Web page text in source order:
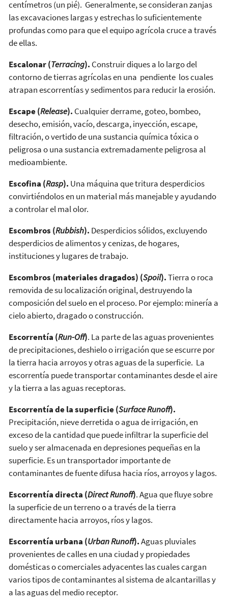
centímetros (un pié). Generalmente, se consideran zanjas
las excavaciones largas y estrechas lo suficientemente
profundas como para que el equipo agrícola cruce a través
de ellas.
Escalonar (Terracing). Construir diques a lo largo del
contorno de tierras agrícolas en una pendiente los cuales
atrapan escorrentías y sedimentos para reducir la erosión.
Escape (Release). Cualquier derrame, goteo, bombeo,
desecho, emisión, vacío, descarga, inyección, escape,
filtración, o vertido de una sustancia química tóxica o
peligrosa o una sustancia extremadamente peligrosa al
medioambiente.
Escofina (Rasp). Una máquina que tritura desperdicios
convirtiéndolos en un material más manejable y ayudando
a controlar el mal olor.
Escombros (Rubbish). Desperdicios sólidos, excluyendo
desperdicios de alimentos y cenizas, de hogares,
instituciones y lugares de trabajo.
Escombros (materiales dragados) (Spoil).Tierra o roca
removida de su localización original, destruyendo la
composición del suelo en el proceso. Por ejemplo: minería a
cielo abierto, dragado o construcción.
Escorrentía (Run-Off). La parte de las aguas provenientes
de precipitaciones, deshielo o irrigación que se escurre por
la tierra hacia arroyos y otras aguas de la superficie. La
escorrentía puede transportar contaminantes desde el aire
y la tierra a las aguas receptoras.
Escorrentía de la superficie (Surface Runoff).
Precipitación, nieve derretida o agua de irrigación, en
exceso de la cantidad que puede infiltrar la superficie del
suelo y ser almacenada en depresiones pequeñas en la
superficie. Es un transportador importante de
contaminantes de fuente difusa hacia ríos, arroyos y lagos.
Escorrentía directa (Direct Runoff). Agua que fluye sobre
la superficie de un terreno o a través de la tierra
directamente hacia arroyos, ríos y lagos.
Escorrentía urbana (Urban Runoff).Aguas pluviales
provenientes de calles en una ciudad y propiedades
domésticas o comerciales adyacentes las cuales cargan
varios tipos de contaminantes al sistema de alcantarillas y
a las aguas del medio receptor.